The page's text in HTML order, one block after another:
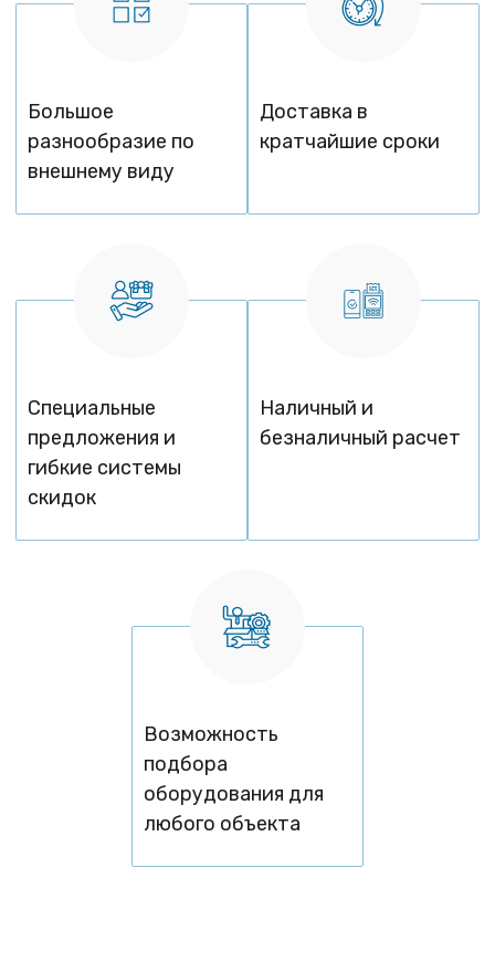
Большое
разнообразие по
внешнему виду
Доставка в
кратчайшие сроки
Специальные
предложения и
гибкие системы
скидок
Наличный и
безналичный расчет
Возможность
подбора
оборудования для
любого объекта